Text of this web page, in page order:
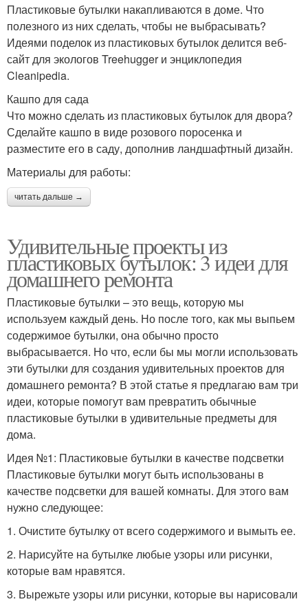
Пластиковые бутылки накапливаются в доме. Что
полезного из них сделать, чтобы не выбрасывать?
Идеями поделок из пластиковых бутылок делится веб-
сайт для экологов Treehugger и энциклопедия
Cleanipedia.
Кашпо для сада
Что можно сделать из пластиковых бутылок для двора?
Сделайте кашпо в виде розового поросенка и
разместите его в саду, дополнив ландшафтный дизайн.
Материалы для работы:
читать дальше →
Удивительные проекты из
пластиковых бутылок: 3 идеи для
домашнего ремонта
Пластиковые бутылки – это вещь, которую мы
используем каждый день. Но после того, как мы выпьем
содержимое бутылки, она обычно просто
выбрасывается. Но что, если бы мы могли использовать
эти бутылки для создания удивительных проектов для
домашнего ремонта? В этой статье я предлагаю вам три
идеи, которые помогут вам превратить обычные
пластиковые бутылки в удивительные предметы для
дома.
Идея №1: Пластиковые бутылки в качестве подсветки
Пластиковые бутылки могут быть использованы в
качестве подсветки для вашей комнаты. Для этого вам
нужно следующее:
1. Очистите бутылку от всего содержимого и вымыть ее.
2. Нарисуйте на бутылке любые узоры или рисунки,
которые вам нравятся.
3. Вырежьте узоры или рисунки, которые вы нарисовали